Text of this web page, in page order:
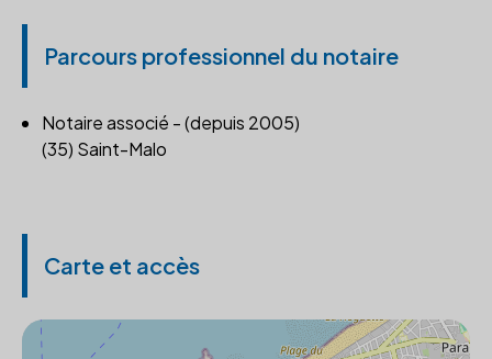
Parcours professionnel du notaire
Notaire associé - (depuis 2005)
(35) Saint-Malo
Carte et accès